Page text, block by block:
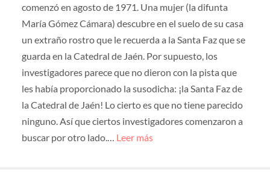
comenzó en agosto de 1971. Una mujer (la difunta
María Gómez Cámara) descubre en el suelo de su casa
un extraño rostro que le recuerda a la Santa Faz que se
guarda en la Catedral de Jaén. Por supuesto, los
investigadores parece que no dieron con la pista que
les había proporcionado la susodicha: ¡la Santa Faz de
la Catedral de Jaén! Lo cierto es que no tiene parecido
ninguno. Así que ciertos investigadores comenzaron a
buscar por otro lado.… Leer más